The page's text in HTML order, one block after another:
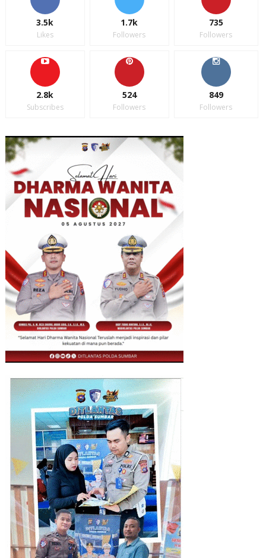
3.5k
Likes
1.7k
Followers
735
Followers
2.8k
Subscribes
524
Followers
849
Followers